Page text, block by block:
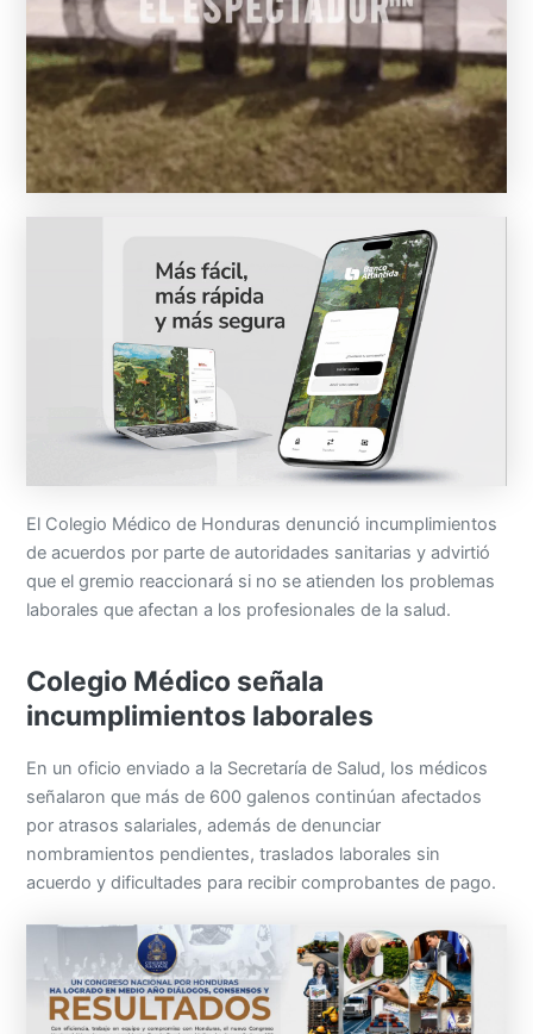
El Colegio Médico de Honduras denunció incumplimientos
de acuerdos por parte de autoridades sanitarias y advirtió
que el gremio reaccionará si no se atienden los problemas
laborales que afectan a los profesionales de la salud.
Colegio Médico señala
incumplimientos laborales
En un oficio enviado a la Secretaría de Salud, los médicos
señalaron que más de 600 galenos continúan afectados
por atrasos salariales, además de denunciar
nombramientos pendientes, traslados laborales sin
acuerdo y dificultades para recibir comprobantes de pago.